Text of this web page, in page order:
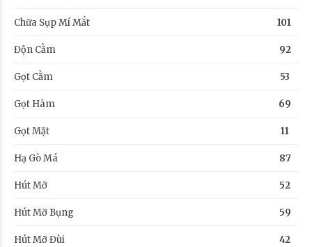
Chữa Sụp Mí Mắt 101
Độn Cằm 92
Gọt Cằm 53
Gọt Hàm 69
Gọt Mặt 11
Hạ Gò Má 87
Hút Mỡ 52
Hút Mỡ Bụng 59
Hút Mỡ Đùi 42